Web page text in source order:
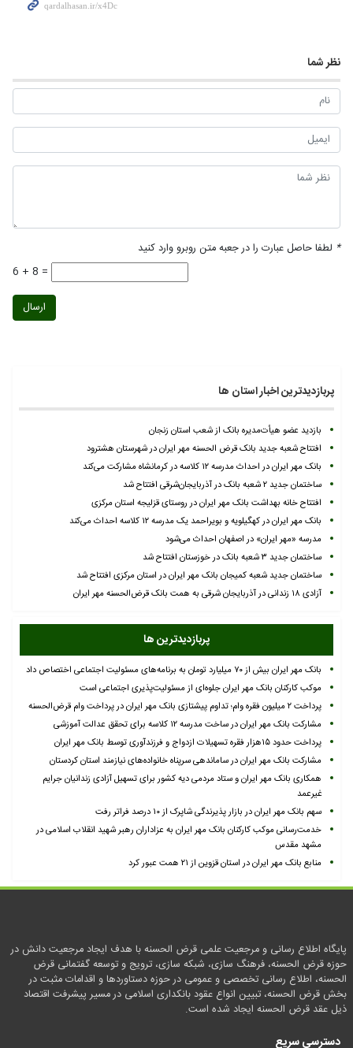
نظر شما
* لطفا حاصل عبارت را در جعبه متن روبرو وارد کنید
6 + 8 =
ارسال
پربازدیدترین اخبار استان ها
بازدید عضو هیأت‌مدیره بانک از شعب استان زنجان
افتتاح شعبه جدید بانک قرض الحسنه مهر ایران در شهرستان هشترود
بانک مهر ایران در احداث مدرسه ۱۲ کلاسه در کرمانشاه مشارکت می‌کند
ساختمان جدید ۲ شعبه بانک در آذربایجان‌شرقی افتتاح شد
افتتاح خانه بهداشت بانک مهر ایران در روستای قزلیجه استان مرکزی
بانک مهر ایران در کهگیلویه و بویراحمد یک مدرسه ۱۲ کلاسه احداث می‌کند
مدرسه «مهر ایران» در اصفهان احداث می‌شود
ساختمان جدید ۳ شعبه بانک در خوزستان افتتاح شد
ساختمان جدید شعبه کمیجان بانک مهر ایران در استان مرکزی افتتاح شد
آزادی ۱۸ زندانی در آذربایجان شرقی به همت بانک قرض‌الحسنه مهر ایران
پربازدیدترین ها
بانک مهر ایران بیش از ۷۰ میلیارد تومان به برنامه‌های مسئولیت اجتماعی اختصاص داد
موکب کارکنان بانک مهر ایران جلوه‌ای از مسئولیت‌پذیری اجتماعی است
پرداخت ۲ میلیون فقره وام؛ تداوم پیشتازی بانک مهر ایران در پرداخت وام قرض‌الحسنه
مشارکت بانک مهر ایران در ساخت مدرسه ۱۲ کلاسه برای تحقق عدالت آموزشی
پرداخت حدود ۱۵هزار فقره تسهیلات ازدواج و فرزندآوری توسط بانک مهر ایران
مشارکت بانک مهر ایران در ساماندهی سرپناه خانواده‌های نیازمند استان کردستان
همکاری بانک مهر ایران و ستاد مردمی دیه کشور برای تسهیل آزادی زندانیان جرایم
غیرعمد
سهم بانک مهر ایران در بازار پذیرندگی شاپرک از ۱۰ درصد فراتر رفت
خدمت‌رسانی موکب کارکنان بانک مهر ایران به عزاداران رهبر شهید انقلاب اسلامی در
مشهد مقدس
منابع بانک مهر ایران در استان قزوین از ۲۱ همت عبور کرد
پایگاه اطلاع رسانی و مرجعیت علمی قرض الحسنه با هدف ایجاد مرجعیت دانش در
حوزه قرض الحسنه، فرهنگ سازی، شبکه سازی، ترویج و توسعه گفتمانی قرض
الحسنه، اطلاع رسانی تخصصی و عمومی در حوزه دستاوردها و اقدامات مثبت در
بخش قرض الحسنه، تبیین انواع عقود بانکداری اسلامی در مسیر پیشرفت اقتصاد
ذیل عقد قرض الحسنه ایجاد شده است.
دسترسی سریع